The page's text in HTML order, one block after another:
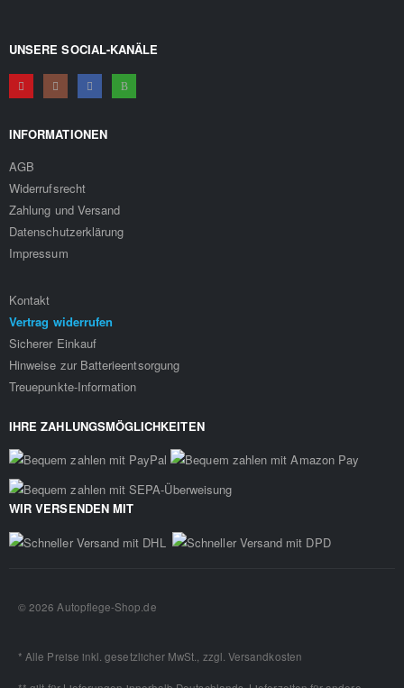
UNSERE SOCIAL-KANÄLE
INFORMATIONEN
AGB
Widerrufsrecht
Zahlung und Versand
Datenschutzerklärung
Impressum
Kontakt
Vertrag widerrufen
Sicherer Einkauf
Hinweise zur Batterieentsorgung
Treuepunkte-Information
IHRE ZAHLUNGSMÖGLICHKEITEN
WIR VERSENDEN MIT
* Alle Preise inkl. gesetzlicher MwSt., zzgl. Versandkosten
© 2026 Autopflege-Shop.de